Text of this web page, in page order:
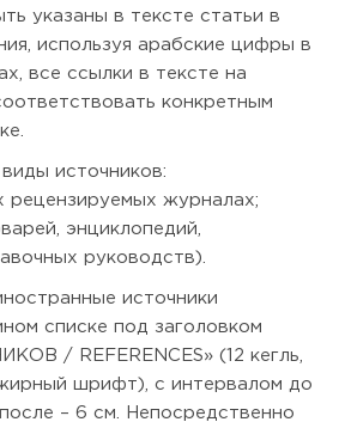
указаны в тексте статьи в
используя арабские цифры в
все ссылки в тексте на
конкретным
источников:
рецензируемых журналах;
энциклопедий,
руководств).
источники
списке под заголовком
/ REFERENCES» (12 кегль,
шрифт), с интервалом до
– 6 см. Непосредственно